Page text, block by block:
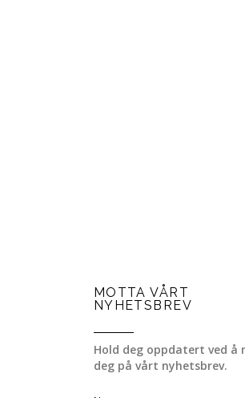
MOTTA VÅRT
NYHETSBREV
Hold deg oppdatert ved å
deg på vårt nyhetsbrev.